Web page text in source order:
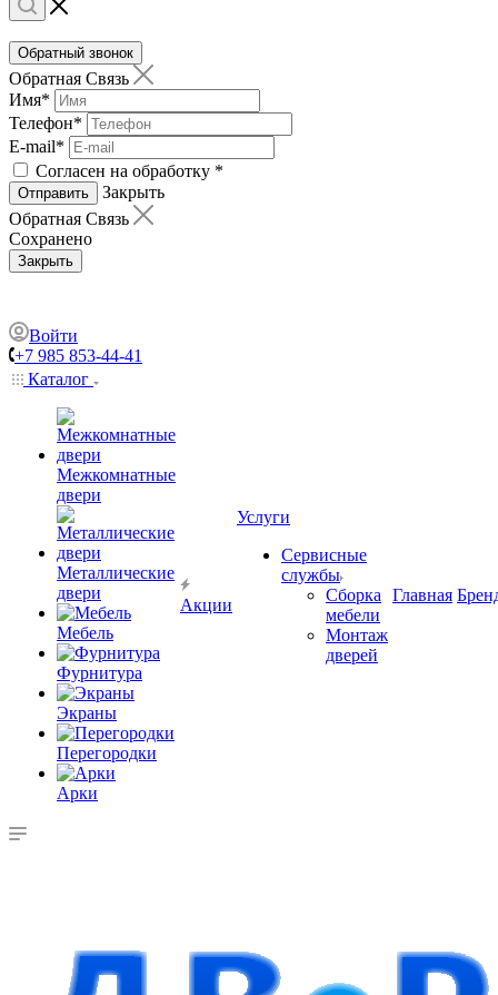
Обратный звонок
Обратная Связь
Имя*
Телефон*
E-mail*
Согласен на обработку *
Отправить
Закрыть
Обратная Связь
Сохранено
Закрыть
Войти
+7 985 853-44-41
Каталог
Межкомнатные
двери
Металлические
двери
Мебель
Фурнитура
Экраны
Перегородки
Арки
Акции
Услуги
Сервисные
службы
Сборка
мебели
Монтаж
дверей
Главная